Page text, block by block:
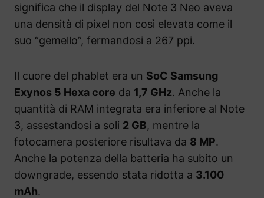
significa che il display del Note 3 Neo aveva
una densità di pixel non così elevata come il
suo “gemello”, fermandosi a 267 ppi.
Il cuore del phablet era un SoC Samsung
Exynos 5 Hexa core da 1,7 GHz. Anche la
quantità di RAM integrata era inferiore al Note
3, assestandosi a soli 2 GB, mentre la
fotocamera posteriore risultava da 8 MP.
Anche la potenza della batteria ha subito un
downgrade, essendo stata ridotta a 3.100
mAh.